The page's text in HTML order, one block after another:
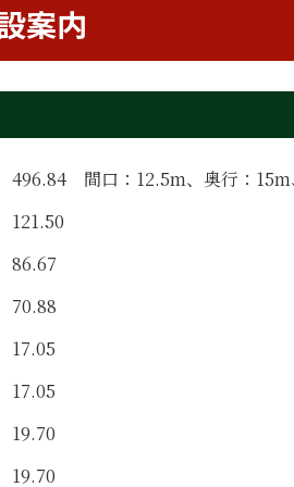
案内
496.84 間口：12.5m、奥行：15m
121.50
86.67
70.88
17.05
17.05
19.70
19.70